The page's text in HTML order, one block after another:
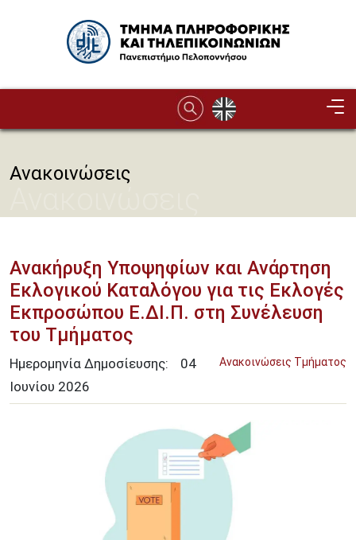
Image
Ανακοινώσεις
Ανακήρυξη Υποψηφίων και Ανάρτηση
Εκλογικού Καταλόγου για τις Εκλογές
Εκπροσώπου Ε.ΔΙ.Π. στη Συνέλευση
του Τμήματος
Ανακοινώσεις Τμήματος
Ημερομηνία Δημοσίευσης:
04
Ιουνίου 2026